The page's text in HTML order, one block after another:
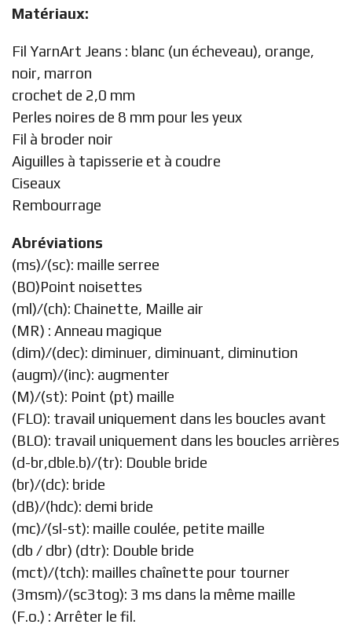
Matériaux:
Fil YarnArt Jeans : blanc (un écheveau), orange,
noir, marron
crochet de 2,0 mm
Perles noires de 8 mm pour les yeux
Fil à broder noir
Aiguilles à tapisserie et à coudre
Ciseaux
Rembourrage
Abréviations
(ms)/(sc): maille serree
(BO)Point noisettes
(ml)/(ch): Chainette, Maille air
(MR) : Anneau magique
(dim)/(dec): diminuer, diminuant, diminution
(augm)/(inc): augmenter
(M)/(st): Point (pt) maille
(FLO): travail uniquement dans les boucles avant
(BLO): travail uniquement dans les boucles arrières
(d-br,dble.b)/(tr): Double bride
(br)/(dc): bride
(dB)/(hdc): demi bride
(mc)/(sl-st): maille coulée, petite maille
(db / dbr) (dtr): Double bride
(mct)/(tch): mailles chaînette pour tourner
(3msm)/(sc3tog): 3 ms dans la même maille
(F.o.) : Arrêter le fil.